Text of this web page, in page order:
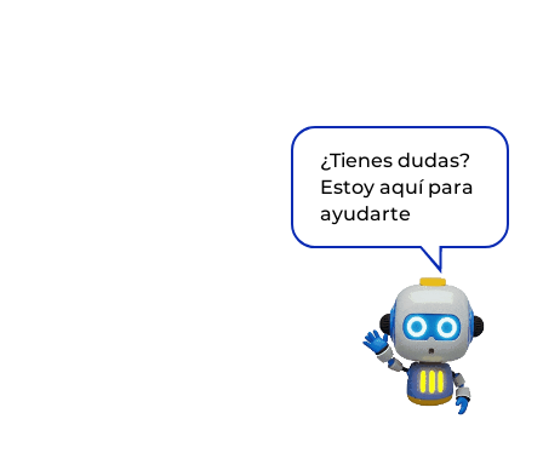
¿Tienes dudas?
Estoy aquí para
ayudarte